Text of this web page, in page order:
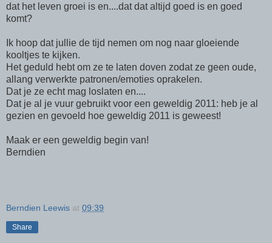
dat het leven groei is en....dat dat altijd goed is en goed
komt?
Ik hoop dat jullie de tijd nemen om nog naar gloeiende
kooltjes te kijken.
Het geduld hebt om ze te laten doven zodat ze geen oude,
allang verwerkte patronen/emoties oprakelen.
Dat je ze echt mag loslaten en....
Dat je al je vuur gebruikt voor een geweldig 2011: heb je al
gezien en gevoeld hoe geweldig 2011 is geweest!
Maak er een geweldig begin van!
Berndien
Berndien Leewis at 09:39
Share